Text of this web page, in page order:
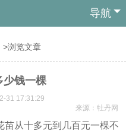
导航
>浏览文章
少钱一棵
31 17:31:29
来源： 牡丹网
苗从十多元到几百元一棵不